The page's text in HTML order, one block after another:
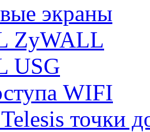
экраны
ZyWALL
USG
WIFI
точки